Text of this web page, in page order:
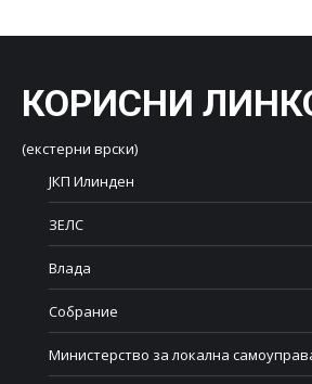
КОРИСНИ
(екстерни врски)
ЈКП Илинден
ЗЕЛС
Влада
Собрание
Министерство за локална